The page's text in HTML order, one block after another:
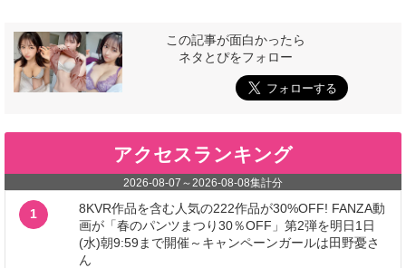
この記事が面白かったら
ネタとぴをフォロー
アクセスランキング
2026-08-07 ～ 2026-08-08集計分
1
8KVR作品を含む人気の222作品が30%OFF! FANZA動
画が「春のパンツまつり30％OFF」第2弾を明日1日
(水)朝9:59まで開催～キャンペーンガールは田野憂さ
ん